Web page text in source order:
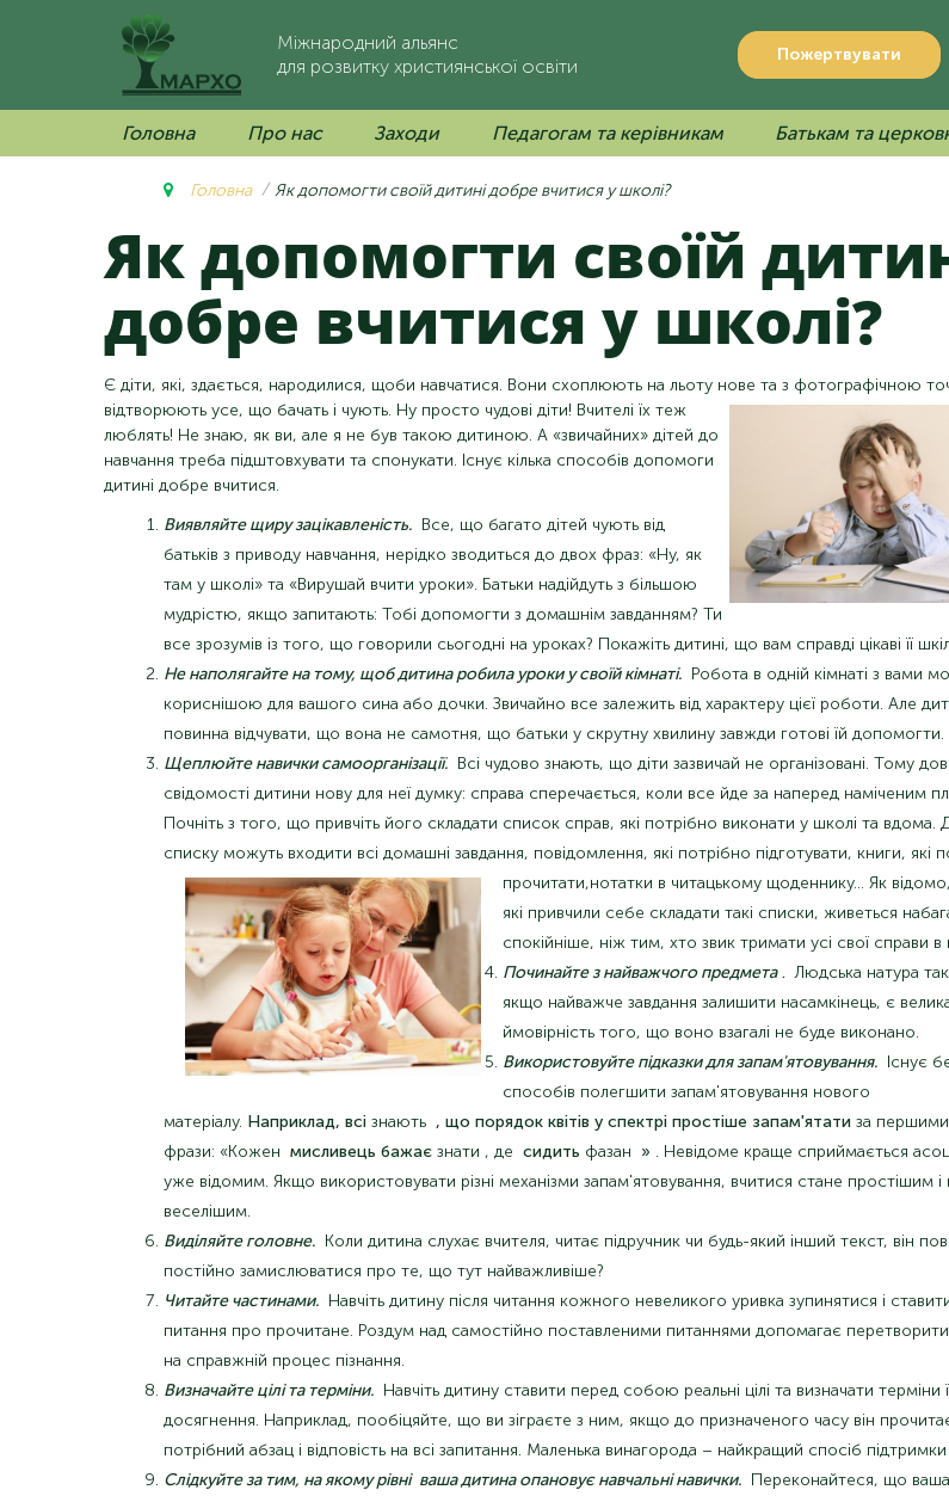
Міжнародний альянс
для розвитку християнської освіти
Пожертвувати
Головна Про нас Заходи Педагогам та керівникам Батькам та
Головна Як допомогти своїй дитині добре вчитися у школі?
Як допомогти своїй дитині
добре вчитися у школі?
Є діти, які, здається, народилися, щоби навчатися. Вони схоплюють на льоту нове та з фотографічною
відтворюють усе, що бачать і чують. Ну просто чудові діти! Вчителі їх теж
люблять! Не знаю, як ви, але я не був такою дитиною. А «звичайних» дітей до
навчання треба підштовхувати та спонукати. Існує кілька способів допомоги
дитині добре вчитися.
Виявляйте щиру зацікавленість. Все, що багато дітей чують від
батьків з приводу навчання, нерідко зводиться до двох фраз: «Ну, як
там у школі» та «Вирушай вчити уроки». Батьки надійдуть з більшою
мудрістю, якщо запитають: Тобі допомогти з домашнім завданням? Ти
все зрозумів із того, що говорили сьогодні на уроках? Покажіть дитині, що вам справді цікаві її
Не наполягайте на тому, щоб дитина робила уроки у своїй кімнаті. Робота в одній кімнаті з вами
кориснішою для вашого сина або дочки. Звичайно все залежить від характеру цієї роботи. Але
повинна відчувати, що вона не самотня, що батьки у скрутну хвилину завжди готові їй допомогти.
Щеплюйте навички самоорганізації. Всі чудово знають, що діти зазвичай не організовані. Тому
свідомості дитини нову для неї думку: справа сперечається, коли все йде за наперед наміченим
Почніть з того, що привчіть його складати список справ, які потрібно виконати у школі та вдома.
списку можуть входити всі домашні завдання, повідомлення, які потрібно підготувати, книги, які
прочитати,нотатки в читацькому щоденнику… Як
які привчили себе складати такі списки, живеться
спокійніше, ніж тим, хто звик тримати усі свої справи в
Починайте з найважчого предмета. Людська натура
якщо найважче завдання залишити насамкінець, є
ймовірність того, що воно взагалі не буде виконано.
Використовуйте підказки для запам'ятовування. Існує
способів полегшити запам'ятовування нового
матеріалу. Наприклад, всі знають , що порядок квітів у спектрі простіше запам'ятати за
фрази: «Кожен мисливець бажає знати , де сидить фазан » . Невідоме краще сприймається
уже відомим. Якщо використовувати різні механізми запам'ятовування, вчитися стане простішим і
веселішим.
Виділяйте головне. Коли дитина слухає вчителя, читає підручник чи будь-який інший текст, він
постійно замислюватися про те, що тут найважливіше?
Читайте частинами. Навчіть дитину після читання кожного невеликого уривка зупинятися і
питання про прочитане. Роздум над самостійно поставленими питаннями допомагає перетворити
на справжній процес пізнання.
Визначайте цілі та терміни. Навчіть дитину ставити перед собою реальні цілі та визначати терміни
досягнення. Наприклад, пообіцяйте, що ви зіграєте з ним, якщо до призначеного часу він
потрібний абзац і відповість на всі запитання. Маленька винагорода – найкращий спосіб підтримки
Слідкуйте за тим, на якому рівні ваша дитина опановує навчальні навички. Переконайтеся, що